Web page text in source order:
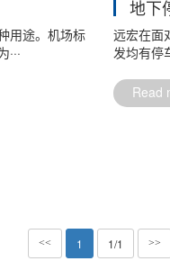
用途。机场标
地下
远宏在面
发均有停
<< 1 1/1 >>